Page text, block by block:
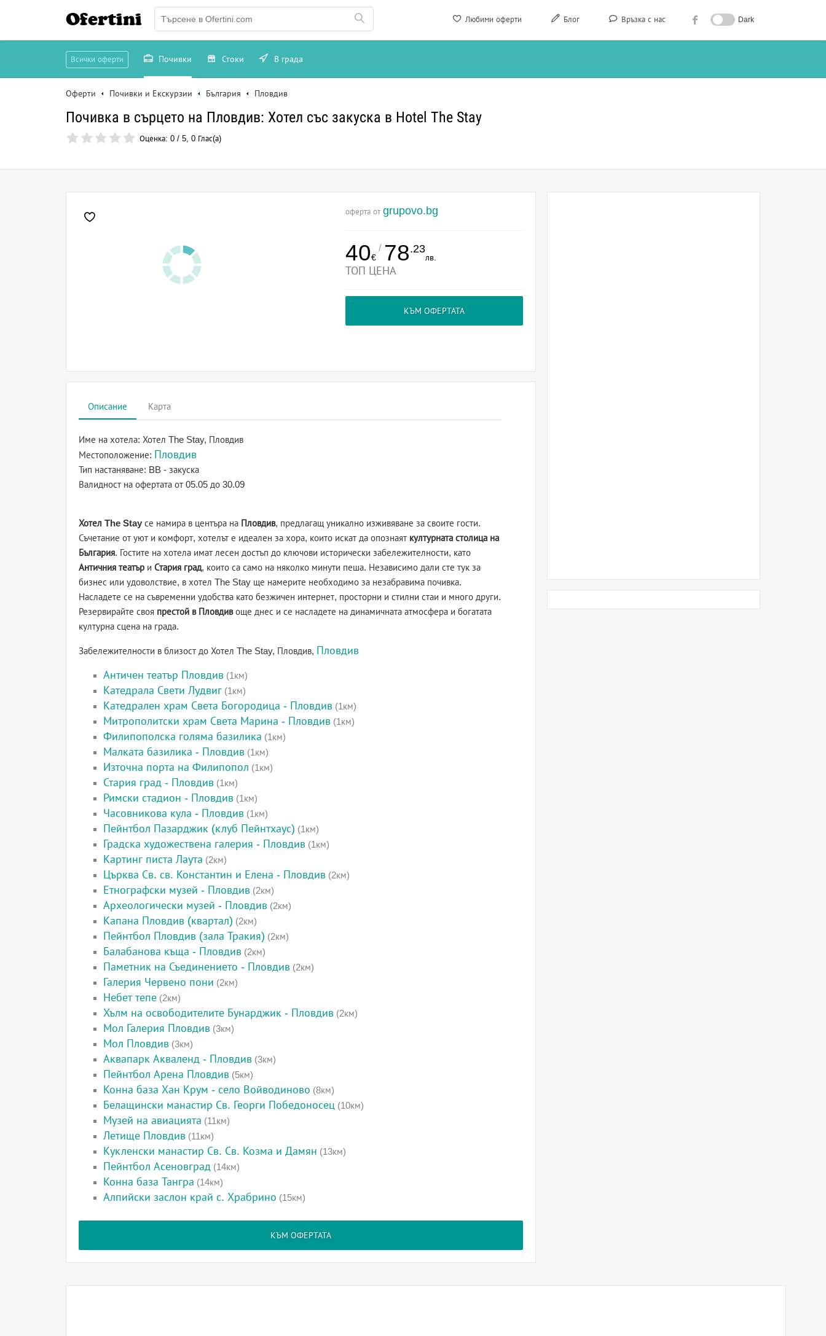
Любими оферти Блог Връзка с нас Dark
Ofertini
Всички оферти Почивки Стоки В града
Оферти Почивки и Екскурзии България Пловдив
Почивка в сърцето на Пловдив: Хотел със закуска в Hotel The Stay
Оценка: 0 / 5, 0 Глас(а)
оферта от grupovo.bg
40€
/ 78.23
лв.
ТОП ЦЕНА
КЪМ ОФЕРТАТА
Описание Карта
Име на хотела: Хотел The Stay, Пловдив
Местоположение: Пловдив
Тип настаняване: BB - закуска
Валидност на офертата от 05.05 до 30.09
Хотел The Stay се намира в центъра на Пловдив, предлагащ уникално изживяване за своите гости.
Съчетание от уют и комфорт, хотелът е идеален за хора, които искат да опознаят културната столица на
България. Гостите на хотела имат лесен достъп до ключови исторически забележителности, като
Античния театър и Стария град, които са само на няколко минути пеша. Независимо дали сте тук за
бизнес или удоволствие, в хотел The Stay ще намерите необходимо за незабравима почивка.
Насладете се на съвременни удобства като безжичен интернет, просторни и стилни стаи и много други.
Резервирайте своя престой в Пловдивоще днес и се насладете на динамичната атмосфера и богатата
културна сцена на града.
Забележителности в близост до Хотел The Stay, Пловдив, Пловдив
Античен театър Пловдив (1км)
Катедрала Свети Лудвиг (1км)
Катедрален храм Света Богородица - Пловдив (1км)
Митрополитски храм Света Марина - Пловдив (1км)
Филипополска голяма базилика (1км)
Малката базилика - Пловдив (1км)
Източна порта на Филипопол (1км)
Стария град - Пловдив (1км)
Римски стадион - Пловдив (1км)
Часовникова кула - Пловдив (1км)
Пейнтбол Пазарджик (клуб Пейнтхаус) (1км)
Градска художествена галерия - Пловдив (1км)
Картинг писта Лаута (2км)
Църква Св. св. Константин и Елена - Пловдив (2км)
Етнографски музей - Пловдив (2км)
Археологически музей - Пловдив (2км)
Капана Пловдив (квартал) (2км)
Пейнтбол Пловдив (зала Тракия) (2км)
Балабанова къща - Пловдив (2км)
Паметник на Съединението - Пловдив (2км)
Галерия Червено пони (2км)
Небет тепе (2км)
Хълм на освободителите Бунарджик - Пловдив (2км)
Мол Галерия Пловдив (3км)
Мол Пловдив (3км)
Аквапарк Акваленд - Пловдив (3км)
Пейнтбол Арена Пловдив (5км)
Конна база Хан Крум - село Войводиново (8км)
Белащински манастир Св. Георги Победоносец (10км)
Музей на авиацията (11км)
Летище Пловдив (11км)
Кукленски манастир Св. Св. Козма и Дамян (13км)
Пейнтбол Асеновград (14км)
Конна база Тангра (14км)
Алпийски заслон край с. Храбрино (15км)
КЪМ ОФЕРТАТА